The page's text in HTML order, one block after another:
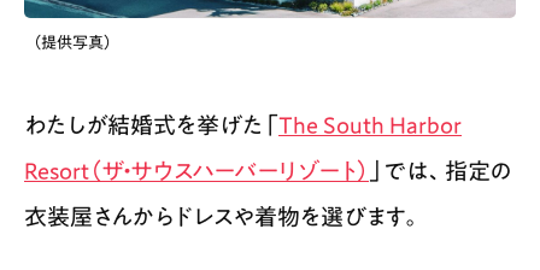
（提供写真）
わたしが結婚式を挙げた「The South Harbor
Resort（ザ・サウスハーバーリゾート）
」では、指定の
衣装屋さんからドレスや着物を選びます。